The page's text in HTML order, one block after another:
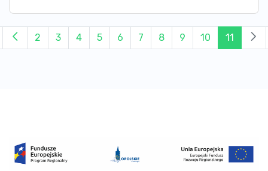
2 3 4 5 6 7 8 9 10 11